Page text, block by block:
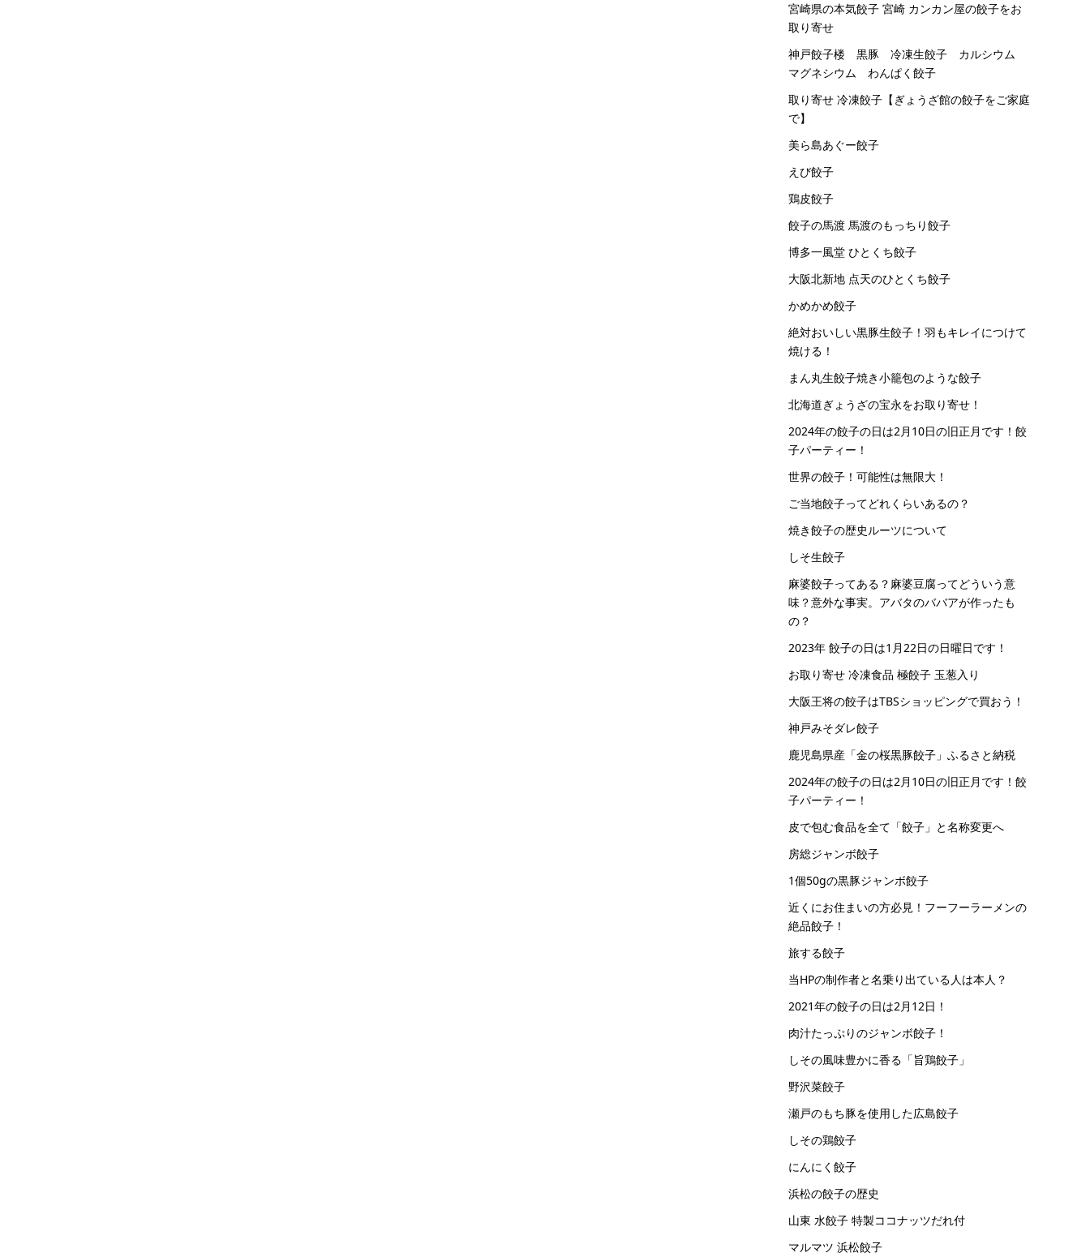
宮崎県の本気餃子 宮崎 カンカン屋の餃子をお
取り寄せ
神戸餃子楼 黒豚 冷凍生餃子 カルシウム
マグネシウム わんぱく餃子
取り寄せ 冷凍餃子【ぎょうざ館の餃子をご家庭
で】
美ら島あぐー餃子
えび餃子
鶏皮餃子
餃子の馬渡 馬渡のもっちり餃子
博多一風堂 ひとくち餃子
大阪北新地 点天のひとくち餃子
かめかめ餃子
絶対おいしい黒豚生餃子！羽もキレイにつけて
焼ける！
まん丸生餃子焼き小籠包のような餃子
北海道ぎょうざの宝永をお取り寄せ！
2024年の餃子の日は2月10日の旧正月です！餃
子パーティー！
世界の餃子！可能性は無限大！
ご当地餃子ってどれくらいあるの？
焼き餃子の歴史ルーツについて
しそ生餃子
麻婆餃子ってある？麻婆豆腐ってどういう意
味？意外な事実。アバタのババアが作ったも
の？
2023年 餃子の日は1月22日の日曜日です！
お取り寄せ 冷凍食品 極餃子 玉葱入り
大阪王将の餃子はTBSショッピングで買おう！
神戸みそダレ餃子
鹿児島県産「金の桜黒豚餃子」ふるさと納税
2024年の餃子の日は2月10日の旧正月です！餃
子パーティー！
皮で包む食品を全て「餃子」と名称変更へ
房総ジャンボ餃子
1個50gの黒豚ジャンボ餃子
近くにお住まいの方必見！フーフーラーメンの
絶品餃子！
旅する餃子
当HPの制作者と名乗り出ている人は本人？
2021年の餃子の日は2月12日！
肉汁たっぷりのジャンボ餃子！
しその風味豊かに香る「旨鶏餃子」
野沢菜餃子
瀬戸のもち豚を使用した広島餃子
しその鶏餃子
にんにく餃子
浜松の餃子の歴史
山東 水餃子 特製ココナッツだれ付
マルマツ 浜松餃子